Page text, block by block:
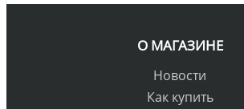
О МАГАЗИНЕ
Новости
Как купить